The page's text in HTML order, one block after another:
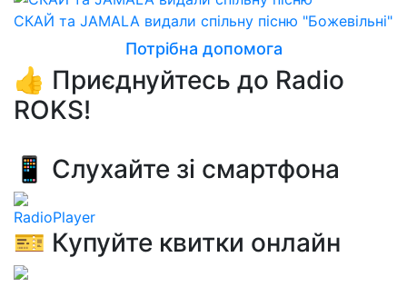
СКАЙ та JAMALA видали спільну пісню "Божевільні"
Потрібна допомога
👍 Приєднуйтесь до Radio
ROKS!
📱 Слухайте зі смартфона
RadioPlayer
🎫 Купуйте квитки онлайн